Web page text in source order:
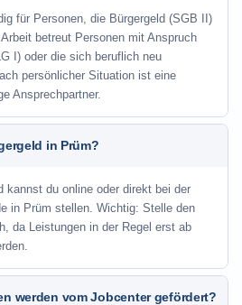
für Personen, die Bürgergeld (SGB II)
betreut Personen mit Anspruch
I) oder die sich beruflich neu
persönlicher Situation ist eine
Ansprechpartner.
in Prüm?
kannst du online oder direkt bei der
in Prüm stellen. Wichtig: Stelle den
da Leistungen in der Regel erst ab
werden vom Jobcenter gefördert?